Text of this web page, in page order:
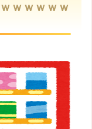
e
ｗｗｗｗｗ